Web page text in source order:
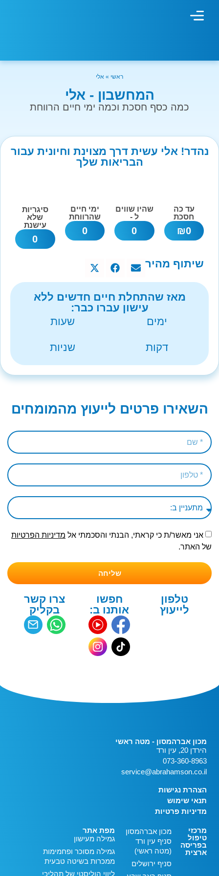
ראשי » אלי
המחשבון - אלי
כמה כסף חסכת וכמה ימי חיים הרווחת
נהדר! אלי עשית דרך מצוינת וחיונית עבור
הבריאות שלך
עד כה
חסכת
0
₪
שהיו שווים
ל -
0
ימי חיים
שהרווחת
0
סיגריות
שלא
עישנת
0
שיתוף מהיר
מאז שהתחלת חיים חדשים ללא
עישון עברו כבר:
ימים
שעות
דקות שניות
השאירו פרטים לייעוץ מהמומחים
אני מאשר/ת כי קראתי, הבנתי והסכמתי אל מדיניות הפרטיות
של האתר.
שליחה
טלפון
לייעוץ
חפשו
אותנו ב:
צרו קשר
בקליק
מכון אברהמסון - מטה ראשי
הירדן 20, עין ורד
073-360-8963
service@abrahamson.co.il
הצהרת נגישות
תנאי שימוש
מדיניות פרטיות
מרכזי
טיפול
בפריסה
ארצית
מכון אברהמסון
סניף עין ורד
(מטה ראשי)
סניף ירושלים
מפת אתר
גמילה מעישון
גמילה מסוכר ופחמימות
ממכרות בשיטה טבעית
ליווי הוליסטי של תהליכי